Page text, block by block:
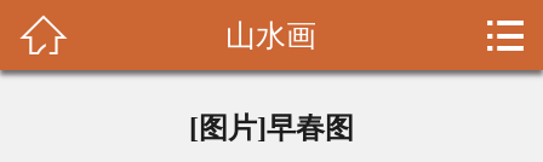
 山水画 
[图片]早春图